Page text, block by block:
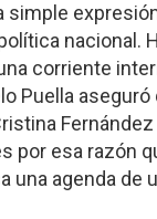
simple
nacional.
corriente
Puella aseguró
por esa razón
una agenda de